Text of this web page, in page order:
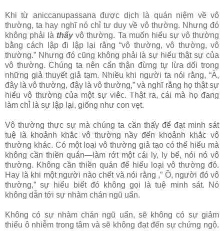
Khi từ aniccanupassana được dịch là quán niệm về vô
thường, ta hay nghĩ nó chỉ tư duy về vô thường. Nhưng đó
không phải là thấyvô thường. Ta muốn hiểu sự vô thường
bằng cách lập đi lập lại rằng “vô thường, vô thường, vô
thường.” Nhưng đó cũng không phải là sự hiểu thật sự của
vô thường. Chúng ta nên cẩn thận đừng tự lừa dối trong
những giả thuyết giả tạm. Nhiều khi người ta nói rằng, “À,
đây là vô thường, đây là vô thường,” và nghĩ rằng họ thật sự
hiểu vô thường của một sự viêc. Thật ra, cái mà họ đang
làm chỉ là sự lập lại, giống như con vẹt.
Vô thường thực sự mà chúng ta cần thấy để đạt minh sát
tuệ là khoảnh khắc vô thường nầy đến khoảnh khắc vô
thường khác. Có một loại vô thường giả tạo có thể hiểu mà
không cần thiền quán—làm rớt một cái ly, ly bể, nói nó vô
thường. Không cần thiền quán để hiểu loại vô thường đó.
Hay là khi một người nào chết và nói rằng ,” Ồ, người đó vô
thường,” sự hiểu biết đó không gọi là tuệ minh sát. Nó
không dẫn tới sự nhàm chán ngũ uẩn.
Không có sự nhàm chán ngũ uẩn, sẽ không có sự giảm
thiểu ô nhiễm trong tâm và sẽ không đạt đến sự chứng ngộ.